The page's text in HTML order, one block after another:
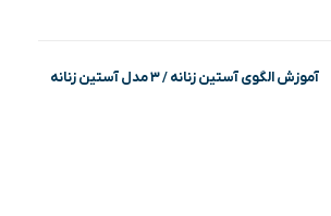
آموزش الگوی آستین زنانه / ۳ مدل آستین زنانه